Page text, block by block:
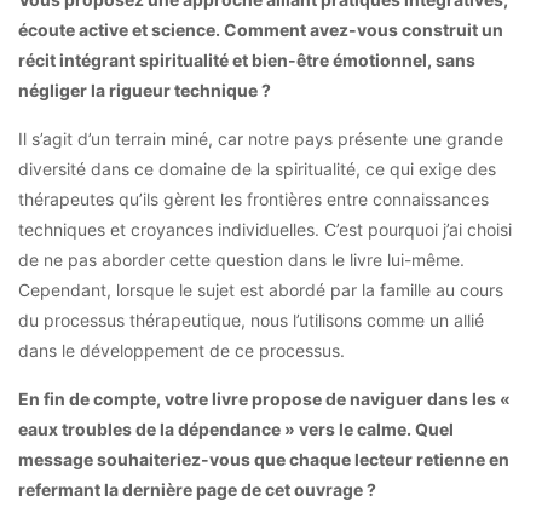
écoute active et science. Comment avez-vous construit un
récit intégrant spiritualité et bien-être émotionnel, sans
négliger la rigueur technique ?
Il s’agit d’un terrain miné, car notre pays présente une grande
diversité dans ce domaine de la spiritualité, ce qui exige des
thérapeutes qu’ils gèrent les frontières entre connaissances
techniques et croyances individuelles. C’est pourquoi j’ai choisi
de ne pas aborder cette question dans le livre lui-même.
Cependant, lorsque le sujet est abordé par la famille au cours
du processus thérapeutique, nous l’utilisons comme un allié
dans le développement de ce processus.
En fin de compte, votre livre propose de naviguer dans les «
eaux troubles de la dépendance » vers le calme. Quel
message souhaiteriez-vous que chaque lecteur retienne en
refermant la dernière page de cet ouvrage ?